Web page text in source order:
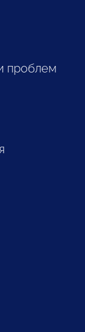
проблем